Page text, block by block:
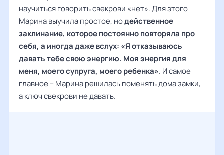
научиться говорить свекрови «нет». Для этого
Марина выучила простое, нодейственное
заклинание, которое постоянно повторяла про
себя, а иногда даже вслух: «Я отказываюсь
давать тебе свою энергию. Моя энергия для
меня, моего супруга, моего ребенка». И самое
главное – Марина решилась поменять дома замки,
а ключ свекрови не давать.